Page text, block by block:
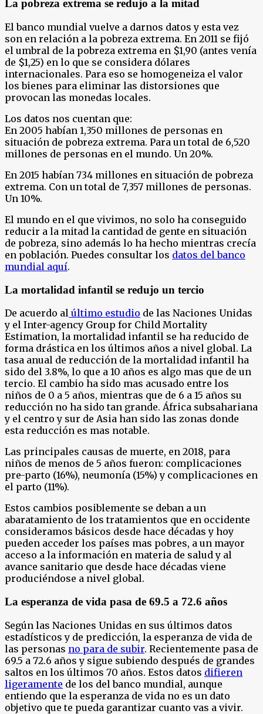
La pobreza extrema se redujo a la mitad
El banco mundial vuelve a darnos datos y esta vez
son en relación a la pobreza extrema. En 2011 se fijó
el umbral de la pobreza extrema en $1,90 (antes venía
de $1,25) en lo que se considera dólares
internacionales. Para eso se homogeneiza el valor
los bienes para eliminar las distorsiones que
provocan las monedas locales.
Los datos nos cuentan que:
En 2005 habían 1,350 millones de personas en
situación de pobreza extrema. Para un total de 6,520
millones de personas en el mundo. Un 20%.
En 2015 habían 734 millones en situación de pobreza
extrema. Con un total de 7,357 millones de personas.
Un 10%.
El mundo en el que vivimos, no solo ha conseguido
reducir a la mitad la cantidad de gente en situación
de pobreza, sino además lo ha hecho mientras crecía
en población. Puedes consultar los datos del banco
mundial aquí.
La mortalidad infantil se redujo un tercio
De acuerdo al último estudio de las Naciones Unidas
y el Inter-agency Group for Child Mortality
Estimation, la mortalidad infantil se ha reducido de
forma drástica en los últimos años a nivel global. La
tasa anual de reducción de la mortalidad infantil ha
sido del 3.8%, lo que a 10 años es algo mas que de un
tercio. El cambio ha sido mas acusado entre los
niños de 0 a 5 años, mientras que de 6 a 15 años su
reducción no ha sido tan grande. África subsahariana
y el centro y sur de Asia han sido las zonas donde
esta reducción es mas notable.
Las principales causas de muerte, en 2018, para
niños de menos de 5 años fueron: complicaciones
pre-parto (16%), neumonía (15%) y complicaciones en
el parto (11%).
Estos cambios posiblemente se deban a un
abaratamiento de los tratamientos que en occidente
consideramos básicos desde hace décadas y hoy
pueden acceder los países mas pobres, a un mayor
acceso a la información en materia de salud y al
avance sanitario que desde hace décadas viene
produciéndose a nivel global.
La esperanza de vida pasa de 69.5 a 72.6 años
Según las Naciones Unidas en sus últimos datos
estadísticos y de predicción, la esperanza de vida de
las personas no para de subir. Recientemente pasa de
69.5 a 72.6 años y sigue subiendo después de grandes
saltos en los últimos 70 años. Estos datos difieren
ligeramente de los del banco mundial, aunque
entiendo que la esperanza de vida no es un dato
objetivo que te pueda garantizar cuanto vas a vivir.